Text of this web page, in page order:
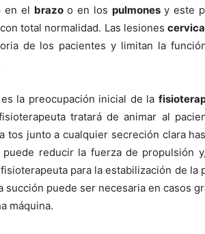
en el brazo o en los pulmones y este
con total normalidad. Las lesiones
de los pacientes y limitan la
la preocupación inicial de la
tratará de animar al
tos junto a cualquier secreción clara
puede reducir la fuerza de propulsión
para la estabilización de la
succión puede ser necesaria en casos
máquina.